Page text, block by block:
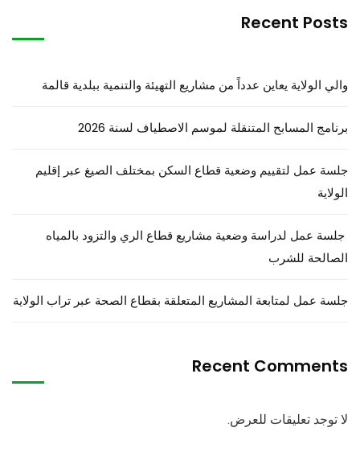
Recent Posts
والي الولاية يعاين عدداً من مشاريع التهيئة والتنمية ببلدية قالمة
برنامج المسابح المتنقلة لموسم الاصطياف لسنة 2026
جلسة عمل لتقييم وضعية قطاع السكن بمختلف الصيغ عبر إقليم
الولاية
جلسة عمل لدراسة وضعية مشاريع قطاع الري والتزود بالمياه
الصالحة للشرب
جلسة عمل لمتابعة المشاريع المتعلقة بقطاع الصحة عبر تراب الولاية
Recent Comments
لا توجد تعليقات للعرض.